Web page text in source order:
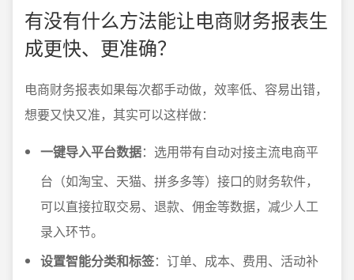
有没有什么方法能让电商财务报表生
成更快、更准确？
电商财务报表如果每次都手动做，效率低、容易出错，
想要又快又准，其实可以这样做：
一键导入平台数据：选用带有自动对接主流电商平
台（如淘宝、天猫、拼多多等）接口的财务软件，
可以直接拉取交易、退款、佣金等数据，减少人工
录入环节。
设置智能分类和标签：订单、成本、费用、活动补